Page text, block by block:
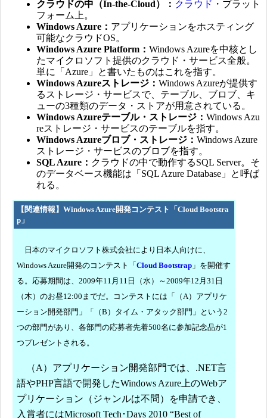
クラウドの中（In-the-Cloud）： クラウド ・プラット
フォーム上。
Windows Azure： アプリケーションをホスティング
可能なクラウドOS。
Windows Azure Platform： Windows Azureを中核とし
たマイクロソフト提供のクラウド・サービス全般。
単に「Azure」と書いたものはこれを指す。
Windows Azureストレージ： Windows Azureが提供す
るストレージ・サービスで、テーブル、ブロブ、キ
ューの3種類のデータ・ストアが用意されている。
Windows Azureテーブル・ストレージ： Windows Azu
reストレージ・サービスのテーブルを指す。
Windows Azureブロブ・ストレージ： Windows Azure
ストレージ・サービスのブロブを指す。
SQL Azure： クラウドの中で動作するSQL Server。そ
のデータベース機能は「SQL Azure Database」と呼ば
れる。
【関連情報】Windows Azure開発コンテスト「Cloud Bootstra
p」
日本のマイクロソフト株式会社により日本人向けに、
Windows Azure開発のコンテスト「 Cloud Bootstrap 」を開催す
る。応募期間は、2009年11月11日（水）～2009年12月31日
（木）のお昼12:00までだ。コンテストには「（A）アプリケ
ーション開発部門」「（B）タイム・アタック部門」という2
つの部門があり、各部門の応募者先着500名に参加記念品が1
つプレゼントされる。
（A）アプリケーション開発部門では、.NET言
語やPHP言語で開発したWindows Azure上のWebア
プリケーション（ジャンルは不問）を申請でき、
入賞者にはMicrosoft Tech･Days 2010 “Best of